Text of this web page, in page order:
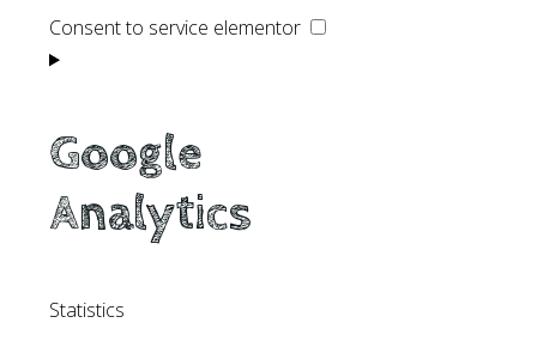
Consent to service elementor
Google
Analytics
Statistics